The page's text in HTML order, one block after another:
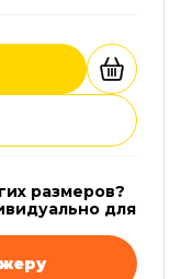
размеров?
для